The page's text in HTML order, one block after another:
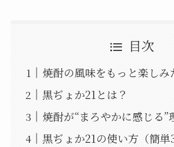
目次
焼酎の風味をもっと楽しみ
黒ぢょか21とは？
焼酎が“まろやかに感じる”
黒ぢょか21の使い方（簡単